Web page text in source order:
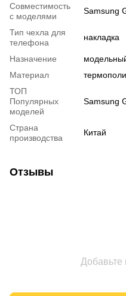
Совместимость
с моделями
Samsung
Тип чехла для
телефона
накладка
Назначение
Материал
ТОП
Популярных
моделей
Samsung
Страна
производства
Китай
Отзывы
Добавьте